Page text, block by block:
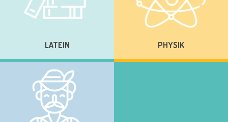
LATEIN PHYSIK